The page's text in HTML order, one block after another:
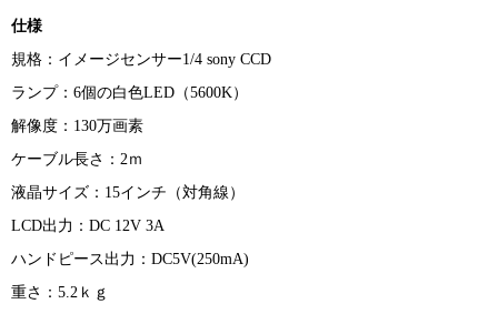
仕様
規格：イメージセンサー1/4 sony CCD
ランプ： 6個の白色LED（5600K）
解像度： 130万画素
ケーブル長さ：2ｍ
液晶サイズ：15インチ（対角線）
LCD出力：DC 12V 3A
ハンドピース出力：DC5V(250mA)
重さ：5.2ｋｇ